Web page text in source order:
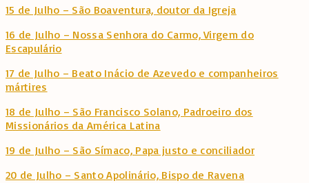
15 de Julho – São Boaventura, doutor da Igreja
16 de Julho – Nossa Senhora do Carmo, Virgem do
Escapulário
17 de Julho – Beato Inácio de Azevedo e companheiros
mártires
18 de Julho – São Francisco Solano, Padroeiro dos
Missionários da América Latina
19 de Julho – São Símaco, Papa justo e conciliador
20 de Julho – Santo Apolinário, Bispo de Ravena